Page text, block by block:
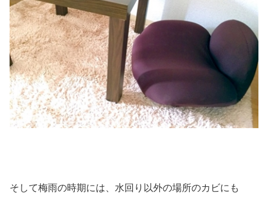
そして梅雨の時期には、水回り以外の場所のカビにも